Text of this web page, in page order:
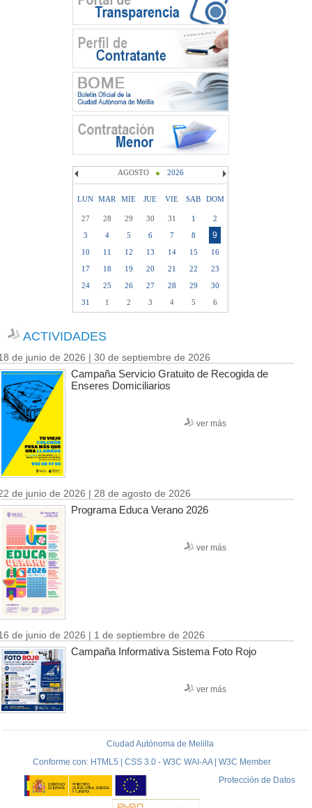
AGOSTO 2026
LUN MAR MIE JUE VIE SAB DOM
27 28 29 30 31 1
2
3
4 5 6 7 8 9
10 11 12 13 14 15
16
17
18 19 20 21 22
23
24
25 26 27 28 29
30
31
1 2 3 4 5 6
ACTIVIDADES
de junio de 2026 | 30 de septiembre de 2026
Campaña Servicio Gratuito de Recogida de
Enseres Domiciliarios
ver más
de junio de 2026 | 28 de agosto de 2026
Programa Educa Verano 2026
ver más
de junio de 2026 | 1 de septiembre de 2026
Campaña Informativa Sistema Foto Rojo
ver más
Ciudad Autónoma de Melilla
Conforme con: HTML5 | CSS 3.0 - W3C WAI-AA | W3C Member
Protección de Datos